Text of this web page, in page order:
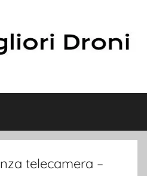
telecamera –